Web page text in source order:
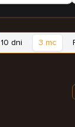
10 dni 3 mc